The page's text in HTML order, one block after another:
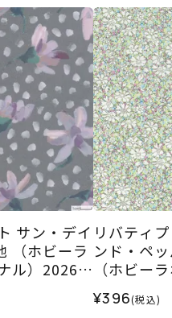
サン・デイ
（ホビーラ
ル）2026S
リバティ
ンド・ペ
（ホビー
¥396(税込)